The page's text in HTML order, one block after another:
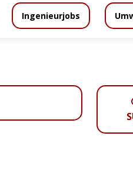
Ingenieurjobs